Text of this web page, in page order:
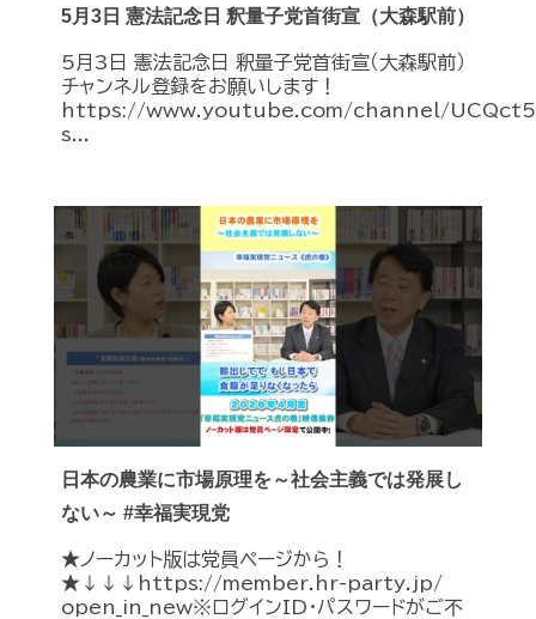
5月3日 憲法記念日 釈量子党首街宣（大森駅前）
5月3日 憲法記念日 釈量子党首街宣（大森駅前）
チャンネル登録をお願いします！
https://www.youtube.com/channel/
s...
日本の農業に市場原理を～社会主義では発展し
ない～ #幸福実現党
★ノーカット版は党員ページから！
★↓↓↓https://member.hr-party.jp/
open_in_new※ログインID・パスワードがご不